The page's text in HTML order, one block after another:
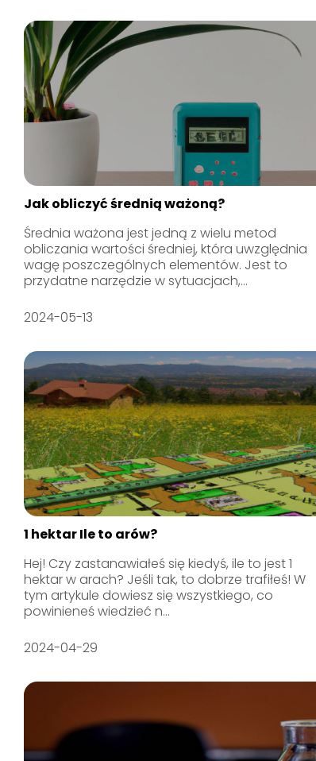
Jak obliczyć średnią ważoną?
Średnia ważona jest jedną z wielu metod
obliczania wartości średniej, która uwzględnia
wagę poszczególnych elementów. Jest to
przydatne narzędzie w sytuacjach,...
2024-05-13
1 hektar Ile to arów?
Hej! Czy zastanawiałeś się kiedyś, ile to jest 1
hektar w arach? Jeśli tak, to dobrze trafiłeś! W
tym artykule dowiesz się wszystkiego, co
powinieneś wiedzieć n...
2024-04-29